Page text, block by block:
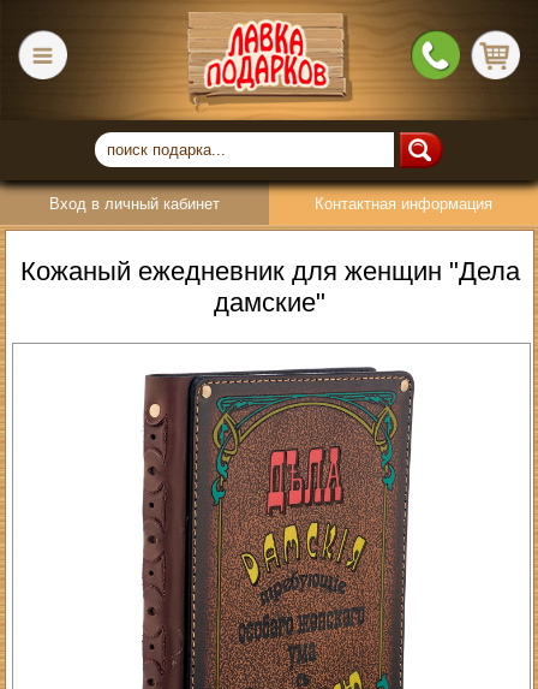
Вход в личный кабинет Контактная информация
Кожаный ежедневник для женщин "Дела
дамские"